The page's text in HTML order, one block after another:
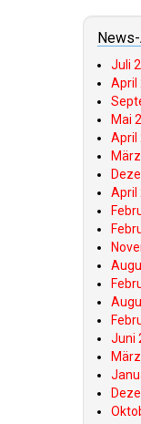
Juli
April
Mai
April
April
Juni